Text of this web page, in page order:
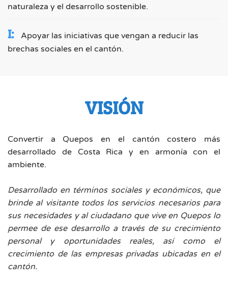
naturaleza y el desarrollo sostenible.
I:
Apoyar las iniciativas que vengan a reducir las
brechas sociales en el cantón.
VISIÓN
Convertir a Quepos en el cantón costero más
desarrollado de Costa Rica y en armonía con el
ambiente.
Desarrollado en términos sociales y económicos, que
brinde al visitante todos los servicios necesarios para
sus necesidades y al ciudadano que vive en Quepos lo
permee de ese desarrollo a través de su crecimiento
personal y oportunidades reales, así como el
crecimiento de las empresas privadas ubicadas en el
cantón.